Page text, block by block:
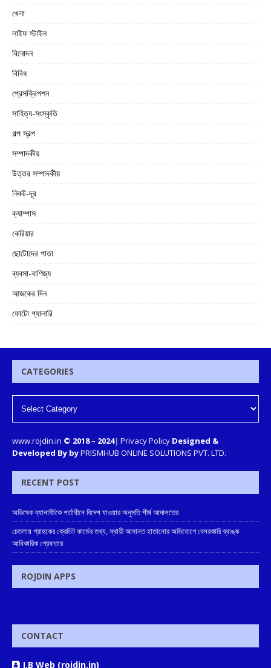
খেলা
লাইফ স্টাইল
বিনোদন
বিবিধ
প্রেসক্রিপশন
সাহিত্য-সংস্কৃতি
গল্প স্বল্প
সম্পাদকীয়
উত্তর সম্পাদকীয়
নিকট-দূর
ক্যাম্পাস
কেরিয়ার
ছোটোদের পাতা
ব্যবসা-বাণিজ্য
আজকের দিন
ফোটো গ্যালারি
CATEGORIES
www.rojdin.in © 2018– 2024| Privacy Policy Designed &
Developed By byPRISMHUB ONLINE SOLUTIONS PVT. LTD.
RECENT POST
অভিষেক ব্যানার্জিকে শর্তাধীনে বিদেশ যাওয়ার অনুমতি শীর্ষ আদালতের
চেতলায় গ্রাহকের ক্রেডিট কার্ডের তথ্য, স্থায়ী আমানত হাতানোর অভিযোগে বেসরকারি ব্যাঙ্ক
আধিকারিক গ্রেফতার
ROJDIN APPS
CONTACT
J.B Web (rojdin.in)